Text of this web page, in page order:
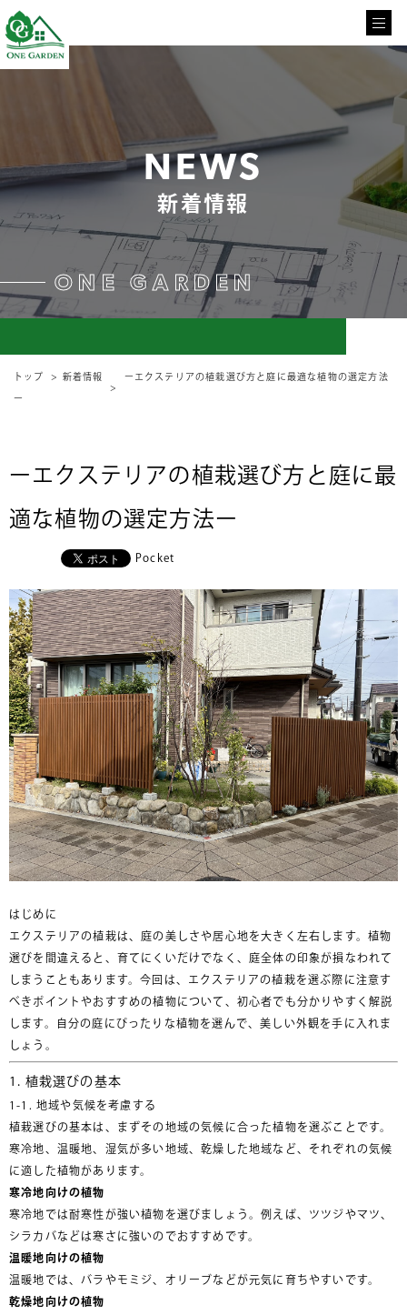
NEWS
新着情報
ONE GARDEN
トップ 新着情報 ーエクステリアの植栽選び方と庭に最適な植物の選定方法
ー
ーエクステリアの植栽選び方と庭に最
適な植物の選定方法ー
Pocket
はじめに
エクステリアの植栽は、庭の美しさや居心地を大きく左右します。植物
選びを間違えると、育てにくいだけでなく、庭全体の印象が損なわれて
しまうこともあります。今回は、エクステリアの植栽を選ぶ際に注意す
べきポイントやおすすめの植物について、初心者でも分かりやすく解説
します。自分の庭にぴったりな植物を選んで、美しい外観を手に入れま
しょう。
1. 植栽選びの基本
1-1. 地域や気候を考慮する
植栽選びの基本は、まずその地域の気候に合った植物を選ぶことです。
寒冷地、温暖地、湿気が多い地域、乾燥した地域など、それぞれの気候
に適した植物があります。
寒冷地向けの植物
寒冷地では耐寒性が強い植物を選びましょう。例えば、ツツジやマツ、
シラカバなどは寒さに強いのでおすすめです。
温暖地向けの植物
温暖地では、バラやモミジ、オリーブなどが元気に育ちやすいです。
乾燥地向けの植物